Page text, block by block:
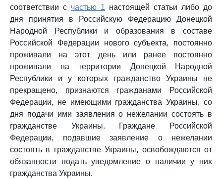
соответствии с частью 1 настоящей статьи либо до
дня принятия в Российскую Федерацию Донецкой
Народной Республики и образования в составе
Российской Федерации нового субъекта, постоянно
проживали на этот день или ранее постоянно
проживали на территории Донецкой Народной
Республики и у которых гражданство Украины не
прекращено, признаются гражданами Российской
Федерации, не имеющими гражданства Украины, со
дня подачи ими заявления о нежелании состоять в
гражданстве Украины. Граждане Российской
Федерации, подавшие заявление о нежелании
состоять в гражданстве Украины, освобождаются от
обязанности подать уведомление о наличии у них
гражданства Украины.